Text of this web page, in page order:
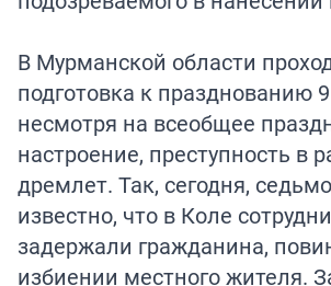
В Мурманской области
подготовка к празднованию
несмотря на всеобщее
настроение, преступность в
дремлет. Так, сегодня,
известно, что в Коле
задержали гражданина,
избиении местного жителя.